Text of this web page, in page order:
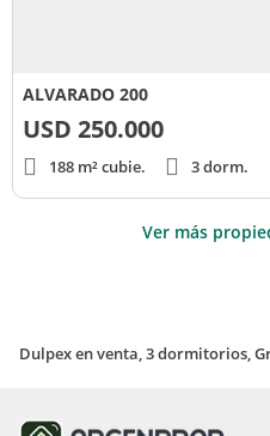
ALVARADO 200
USD 250.000
188 m² cubie. 3 dorm.
Ver más
Dulpex en venta, 3 dormitorios,